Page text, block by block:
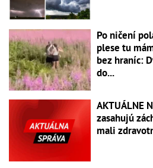
Po ničení
plese tu
bez hraníc:
do...
AKTUÁLNE
zasahujú
mali